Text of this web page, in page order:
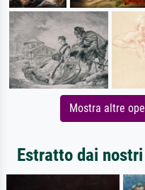
Mostra altre
Estratto dai